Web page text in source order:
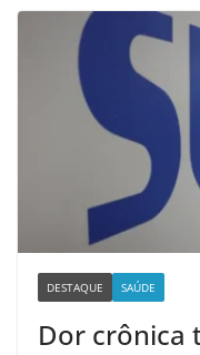
DESTAQUE SAÚDE
Dor crônica